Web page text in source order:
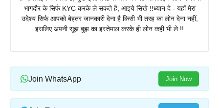
भागदौर के सिर्फ KYC करके ले सकते है, आइये सिखे !!ध्यान दे - यहाँ मेरा
उदेश्य सिर्फ आपको बेहतर जानकारी देना है किसी भी तरह का लोन देना नहीं,
इसलिए अपनी सूझ बुझ का इस्तेमाल करके ही लोन कही भी ले !!
Join WhatsApp Join Now